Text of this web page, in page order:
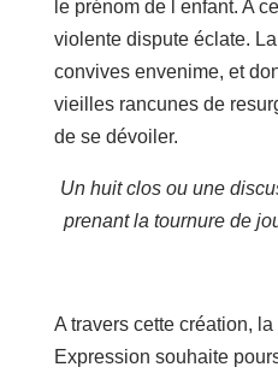
le prénom de l enfant. A
violente dispute éclate.
convives envenime, et
vieilles rancunes de
de se dévoiler.
Un huit clos ou une
prenant la tournure de
A travers cette création,
Expression souhaite